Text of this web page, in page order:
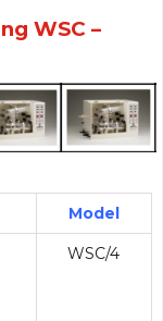
WSC –
Model
WSC/4